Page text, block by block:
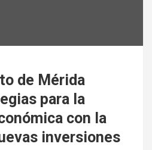
de Mérida
para la
con la
inversiones